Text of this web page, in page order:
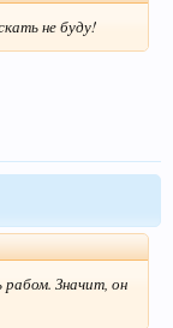
не буду!
Значит, он